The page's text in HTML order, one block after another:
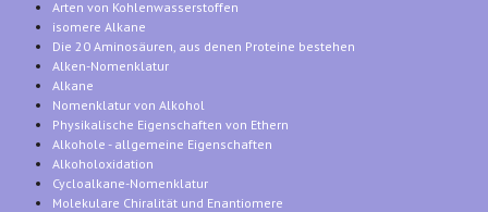
Arten von Kohlenwasserstoffen
isomere Alkane
Die 20 Aminosäuren, aus denen Proteine bestehen
Alken-Nomenklatur
Alkane
Nomenklatur von Alkohol
Physikalische Eigenschaften von Ethern
Alkohole - allgemeine Eigenschaften
Alkoholoxidation
Cycloalkane-Nomenklatur
Molekulare Chiralität und Enantiomere